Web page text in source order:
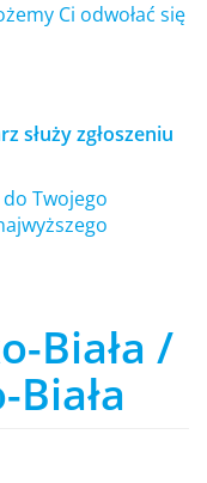
Ci odwołać się
służy zgłoszeniu
Twojego
Biała /